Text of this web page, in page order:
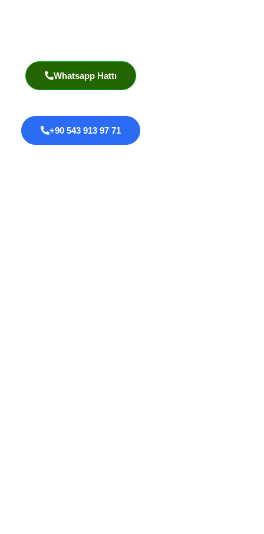
Whatsapp Hattı
+90 543 913 97 71